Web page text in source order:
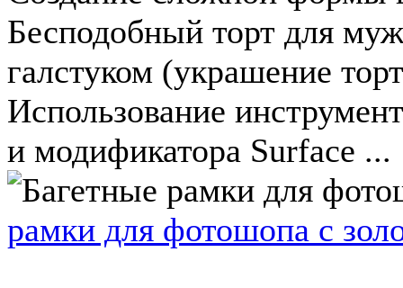
Бесподобный торт для
галстуком (украшение
Использование
и модификатора Surface ...
рамки для фотошопа с